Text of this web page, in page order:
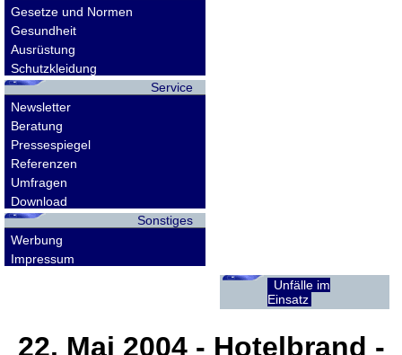
Gesetze und Normen
Gesundheit
Ausrüstung
Schutzkleidung
Service
Newsletter
Beratung
Pressespiegel
Referenzen
Umfragen
Download
Sonstiges
Werbung
Impressum
Unfälle im
Einsatz
22. Mai 2004- Hotelbrand -